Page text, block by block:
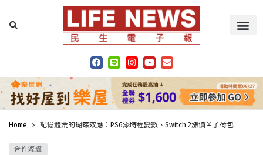
Home 記憶體荒的蝴蝶效應：PS6添時程變數、Switch 2漲價苦了荷包
合作媒體